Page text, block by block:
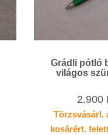
Grádli pótló
világos
2.900
Törzsvásárl.
kosárért.